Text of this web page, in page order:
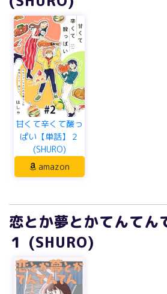
甘くて辛くて酸っ
ぱい【単話】２
(SHURO)
amazon
恋とか夢とかてんてん
１ (SHURO)